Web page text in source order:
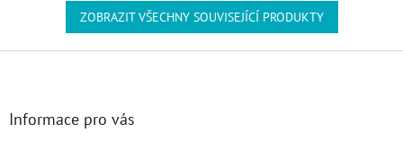
ZOBRAZIT VŠECHNY SOUVISEJÍCÍ PRODUKTY
Informace pro vás